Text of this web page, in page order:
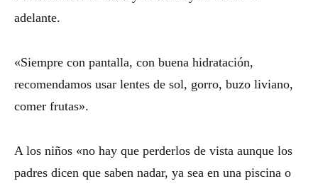
adelante.
«Siempre con pantalla, con buena hidratación,
recomendamos usar lentes de sol, gorro, buzo liviano,
comer frutas».
A los niños «no hay que perderlos de vista aunque los
padres dicen que saben nadar, ya sea en una piscina o